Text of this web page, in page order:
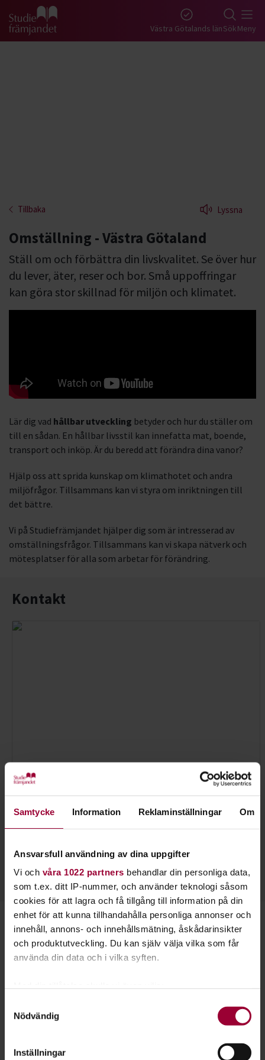
Samtycke Information Reklaminställningar Om
Ansvarsfull användning av dina uppgifter
Vi och våra 1022 partners behandlar din personliga data,
som t.ex. ditt IP-nummer, och använder teknologi såsom
cookies för att lagra och få tillgång till information på din
enhet för att kunna tillhandahålla personliga annonser och
innehåll, annons- och innehållsmätning, åskådarinsikter
och produktutveckling. Du kan själv välja vilka som får
använda din data och i vilka syften.
som kan ha en noggrannhet på upp till flera meter
Nödvändig
Inställningar
Gå till studiefrämjandets startsida Västra Götalands länSökMeny
Tillbaka Lyssna
Omställning - Västra Götaland
Ställ om och förbättra din livskvalitet. Se över hur
du lever, äter, reser och bor. Små uppoffringar
kan göra stor skillnad för miljön och klimatet.
Lär dig vad hållbar utveckling betyder och hur du ställer om
till en sådan. En hållbar livsstil kan innefatta mat, boende,
transport och inköp. Är du beredd att förändra dina vanor?
Hjälp oss att sprida kunskap om klimathotet och andra
miljöfrågor. Tillsammans kan vi styra om inriktningen till
det bättre.
Vi på Studiefrämjandet hjälper dig som är intresserad av
omställningsfrågor. Tillsammans kan vi skapa nätverk och
mötesplatser för alla som arbetar för förändring.
Kontakt
Elinor Askmar
Folkbildningsutvecklare Miljö, Verksamhetsspecialist
Skicka e-post
073-885 41 71
Starta en studiecirkel!
Lär dig tillsammans med andra genom att starta en
Nästa steg